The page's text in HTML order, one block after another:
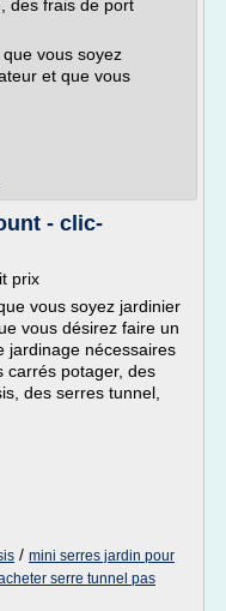
des frais de port
vous soyez
et que vous
- clic-
prix
vous soyez jardinier
vous désirez faire un
jardinage nécessaires
carrés potager, des
des serres tunnel,
/ mini serres jardin pour
serre tunnel pas